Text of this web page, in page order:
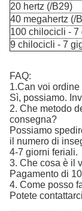
20 hertz (/B29)
40 megahertz (/
100 chilocicli - 7
9 chilocicli - 7
FAQ:
1.Can voi
Sì, possiamo.
2. Che metodo
consegna?
Possiamo
il numero di
4-7 giorni feriali.
3. Che cosa è il
Pagamento di
4. Come posso
Potete